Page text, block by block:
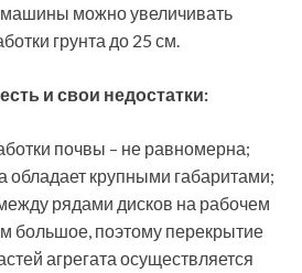
можно увеличивать
грунта до 25 см.
и свои недостатки:
почвы – не равномерна;
крупными габаритами;
рядами дисков на рабочем
большое, поэтому перекрытие
агрегата осуществляется